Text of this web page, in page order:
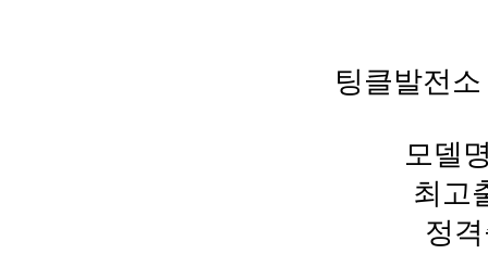
팅클발전
모델
최고
정